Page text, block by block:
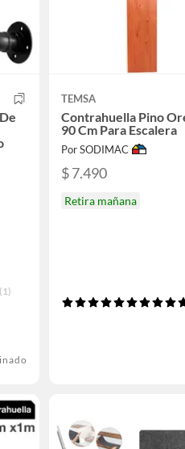
(1)
TEMSA
Contrahuella Pino
90 Cm Para Escalera
Por SODIMAC
$ 7.490
Retira mañana